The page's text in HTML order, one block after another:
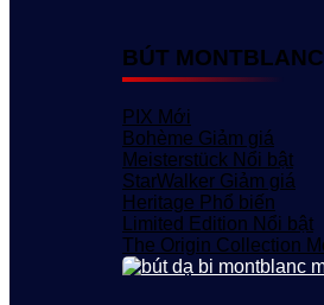
BÚT MONTBLANC
PIX
Bohème
Meisterstück
StarWalker
Heritage
Limited Edition
The Origin Collection